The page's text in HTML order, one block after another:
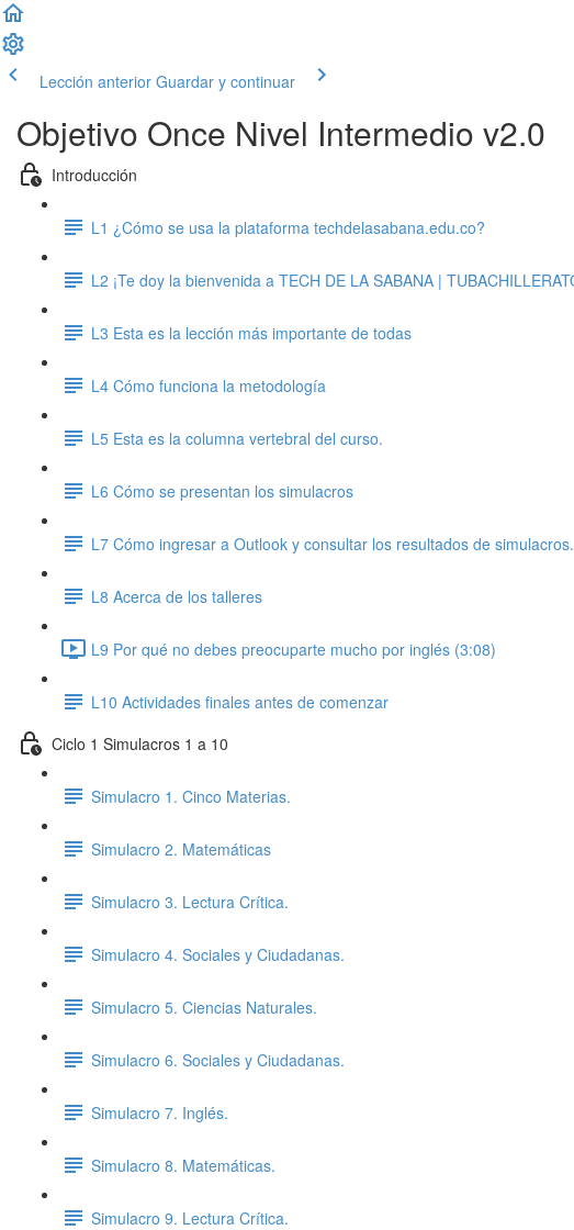
Lección anterior Guardar y continuar
Objetivo Once Nivel Intermedio v2.0
Introducción
L1 ¿Cómo se usa la plataforma techdelasabana.edu.co?
L2 ¡Te doy la bienvenida a TECH DE LA SABANA |
L3 Esta es la lección más importante de todas
L4 Cómo funciona la metodología
L5 Esta es la columna vertebral del curso.
L6 Cómo se presentan los simulacros
L7 Cómo ingresar a Outlook y consultar los resultados de simulacros.
L8 Acerca de los talleres
L9 Por qué no debes preocuparte mucho por inglés (3:08)
L10 Actividades finales antes de comenzar
Ciclo 1 Simulacros 1 a 10
Simulacro 1. Cinco Materias.
Simulacro 2. Matemáticas
Simulacro 3. Lectura Crítica.
Simulacro 4. Sociales y Ciudadanas.
Simulacro 5. Ciencias Naturales.
Simulacro 6. Sociales y Ciudadanas.
Simulacro 7. Inglés.
Simulacro 8. Matemáticas.
Simulacro 9. Lectura Crítica.